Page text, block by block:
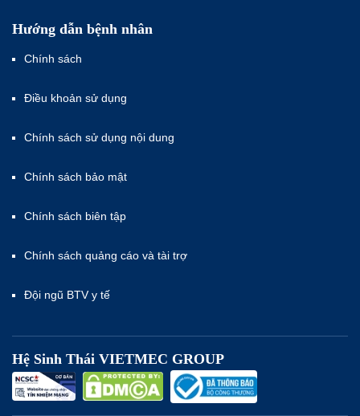
Hướng dẫn bệnh nhân
Chính sách
Điều khoản sử dụng
Chính sách sử dụng nội dung
Chính sách bảo mật
Chính sách biên tập
Chính sách quảng cáo và tài trợ
Đội ngũ BTV y tế
Hệ Sinh Thái VIETMEC GROUP